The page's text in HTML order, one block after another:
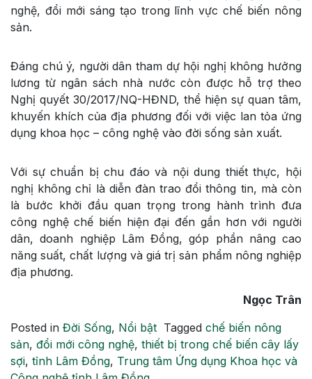
nghệ, đổi mới sáng tạo trong lĩnh vực chế biến nông
sản.
Đáng chú ý, người dân tham dự hội nghị không hưởng
lương từ ngân sách nhà nước còn được hỗ trợ theo
Nghị quyết 30/2017/NQ-HĐND, thể hiện sự quan tâm,
khuyến khích của địa phương đối với việc lan tỏa ứng
dụng khoa học – công nghệ vào đời sống sản xuất.
Với sự chuẩn bị chu đáo và nội dung thiết thực, hội
nghị không chỉ là diễn đàn trao đổi thông tin, mà còn
là bước khởi đầu quan trọng trong hành trình đưa
công nghệ chế biến hiện đại đến gần hơn với người
dân, doanh nghiệp Lâm Đồng, góp phần nâng cao
năng suất, chất lượng và giá trị sản phẩm nông nghiệp
địa phương.
Ngọc Trân
Posted in Đời Sống, Nổi bật Tagged chế biến nông
sản, đổi mới công nghệ, thiết bị trong chế biến cây lấy
sợi, tỉnh Lâm Đồng, Trung tâm Ứng dụng Khoa học và